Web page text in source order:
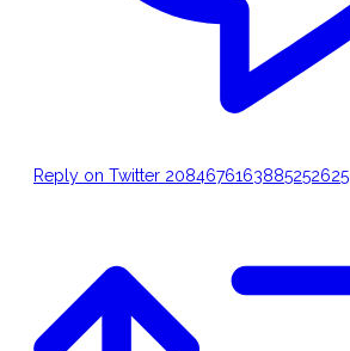
Reply on Twitter 2084676163885252625